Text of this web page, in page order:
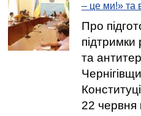
– це ми!» та
Про
підтримки
та
22 червня